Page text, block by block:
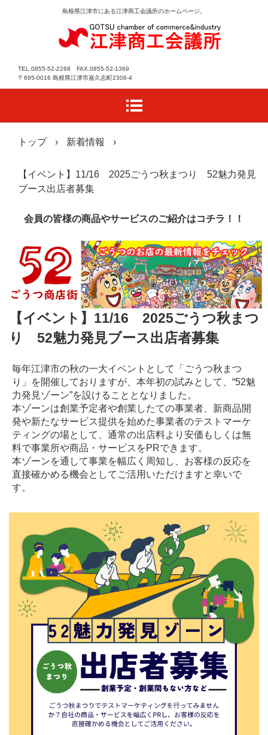
島根県江津市にある江津商工会議所のホームページ。
TEL.0855-52-2268 FAX.0855-52-1369
〒695-0016 島根県江津市嘉久志町2306-4
トップ › 新着情報 ›
【イベント】11/16 2025ごうつ秋まつり 52魅力発見
ブース出店者募集
会員の皆様の商品やサービスのご紹介はコチラ！！
【イベント】11/16 2025ごうつ秋まつ
り 52魅力発見ブース出店者募集
毎年江津市の秋の一大イベントとして「ごうつ秋まつ
り」を開催しておりますが、本年初の試みとして、“52魅
力発見ゾーン”を設けることとなりました。
本ゾーンは創業予定者や創業したての事業者、新商品開
発や新たなサービス提供を始めた事業者のテストマーケ
ティングの場として、通常の出店料より安価もしくは無
料で事業所や商品・サービスをPRできます。
本ゾーンを通して事業を幅広く周知し、お客様の反応を
直接確かめる機会としてご活用いただけますと幸いで
す。